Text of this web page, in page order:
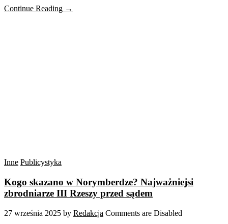
Continue Reading →
Inne Publicystyka
Kogo skazano w Norymberdze? Najważniejsi
zbrodniarze III Rzeszy przed sądem
27 września 2025 by Redakcja Comments are Disabled